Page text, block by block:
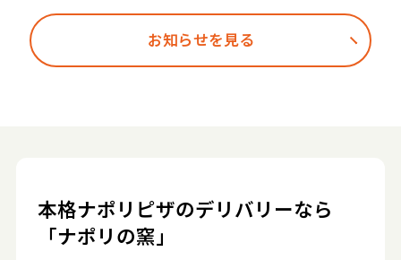
お知らせを見る
本格ナポリピザのデリバリーなら
「ナポリの窯」